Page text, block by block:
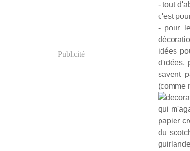
Publicité
- tout
c'est
- pour
idées
d'idées,
savent
(comme
qui
papier
du